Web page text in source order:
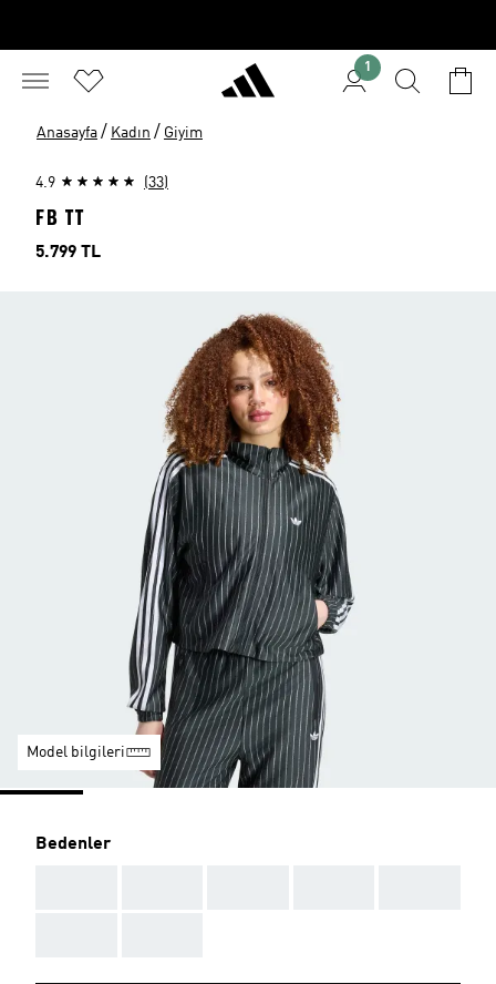
1
Anasayfa / Kadın / Giyim
4.9 (33)
FB TT
Fiyat
5.799 TL
Model bilgileri
Bedenler